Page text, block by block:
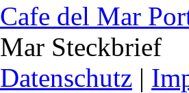
Cafe del Mar
Mar Steckbrief
Datenschutz |